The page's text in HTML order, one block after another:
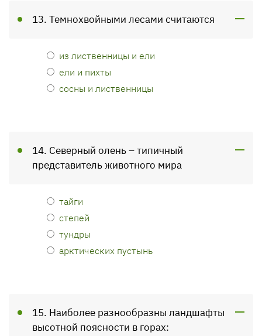
13. Темнохвойными лесами считаются
из лиственницы и ели
ели и пихты
сосны и лиственницы
14. Северный олень – типичный
представитель животного мира
тайги
степей
тундры
арктических пустынь
15. Наиболее разнообразны ландшафты
высотной поясности в горах: